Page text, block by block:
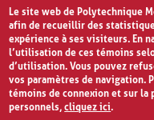
Le site web de Polytechnique
afin de recueillir des
expérience à ses visiteurs. En
l’utilisation de ces témoins
d’utilisation. Vous pouvez
vos paramètres de navigation.
témoins de connexion et sur
personnels,cliquez ici.